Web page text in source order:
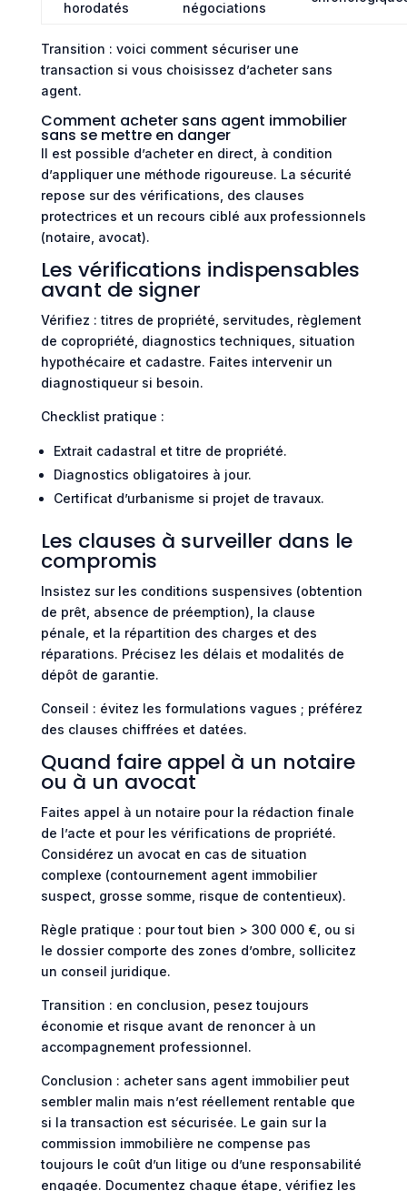
horodatés négociations
Transition : voici comment sécuriser une
transaction si vous choisissez d’acheter sans
agent.
Comment acheter sans agent immobilier
sans se mettre en danger
Il est possible d’acheter en direct, à condition
d’appliquer une méthode rigoureuse. La sécurité
repose sur des vérifications, des clauses
protectrices et un recours ciblé aux professionnels
(notaire, avocat).
Les vérifications indispensables
avant de signer
Vérifiez : titres de propriété, servitudes, règlement
de copropriété, diagnostics techniques, situation
hypothécaire et cadastre. Faites intervenir un
diagnostiqueur si besoin.
Checklist pratique :
Extrait cadastral et titre de propriété.
Diagnostics obligatoires à jour.
Certificat d’urbanisme si projet de travaux.
Les clauses à surveiller dans le
compromis
Insistez sur les conditions suspensives (obtention
de prêt, absence de préemption), la clause
pénale, et la répartition des charges et des
réparations. Précisez les délais et modalités de
dépôt de garantie.
Conseil : évitez les formulations vagues ; préférez
des clauses chiffrées et datées.
Quand faire appel à un notaire
ou à un avocat
Faites appel à un notaire pour la rédaction finale
de l’acte et pour les vérifications de propriété.
Considérez un avocat en cas de situation
complexe (contournement agent immobilier
suspect, grosse somme, risque de contentieux).
Règle pratique : pour tout bien > 300 000 €, ou si
le dossier comporte des zones d’ombre, sollicitez
un conseil juridique.
Transition : en conclusion, pesez toujours
économie et risque avant de renoncer à un
accompagnement professionnel.
Conclusion : acheter sans agent immobilier peut
sembler malin mais n’est réellement rentable que
si la transaction est sécurisée. Le gain sur la
commission immobilière ne compense pas
toujours le coût d’un litige ou d’une responsabilité
engagée. Documentez chaque étape, vérifiez les